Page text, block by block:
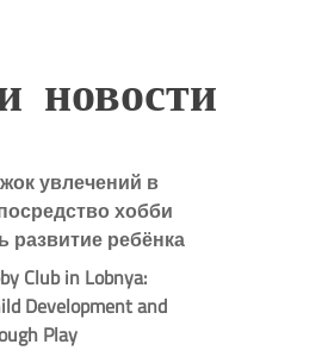
новости
увлечений в
хобби
развитие ребёнка
Club in Lobnya:
Development and
Play